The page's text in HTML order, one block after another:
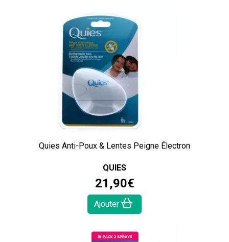
Quies Anti-Poux & Lentes Peigne Électron
QUIES
21 ,90€
Ajouter